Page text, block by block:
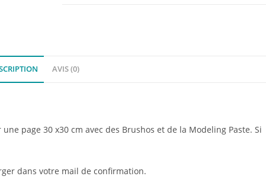
AVIS (0)
page 30 x30 cm avec des Brushos et de la Modeling Paste. Si
dans votre mail de confirmation.